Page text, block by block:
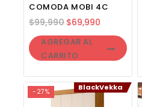
COMODA MOBI 4C
$99,990 $69,990
AGREGAR AL
CARRITO
-27% BlackVekka